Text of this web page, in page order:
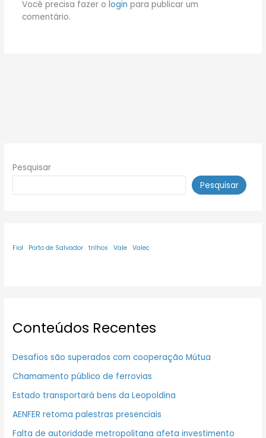
Você precisa fazer o login para publicar um
comentário.
Pesquisar
Pesquisar
Fiol Porto de Salvador trilhos Vale Valec
Conteúdos Recentes
Desafios são superados com cooperação Mútua
Chamamento público de ferrovias
Estado transportará bens da Leopoldina
AENFER retoma palestras presenciais
Falta de autoridade metropolitana afeta investimento